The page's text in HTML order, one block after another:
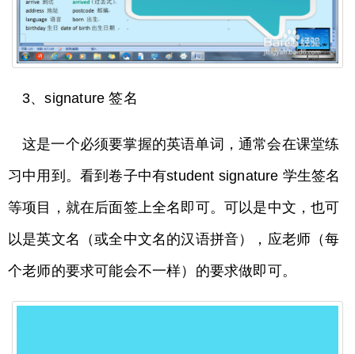
3、signature 签名
这是一个必须要掌握的英语单词，通常会在课堂练
习中用到。看到卷子中有student signature 学生签名
等项目，就在后面签上全名即可。可以是中文，也可
以是英文名（或全中文名的汉语拼音），应老师（每
个老师的要求可能会不一样）的要求做即可。